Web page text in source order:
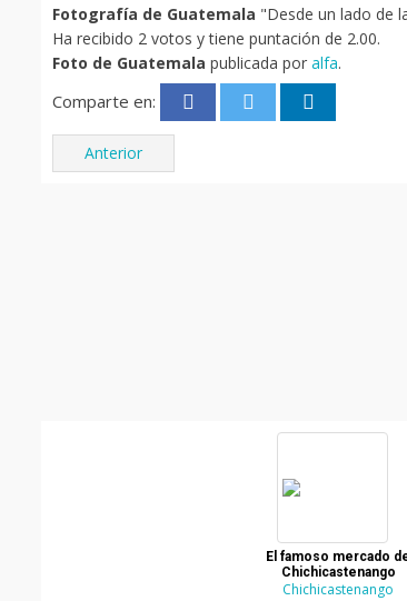
Fotografía de Guatemala "Desde un lado de
Ha recibido 2 votos y tiene puntación de 2.00.
Foto de Guatemala publicada por alfa.
Comparte en:
Anterior
El famoso mercado
Chichicastenango
Chichicastenango